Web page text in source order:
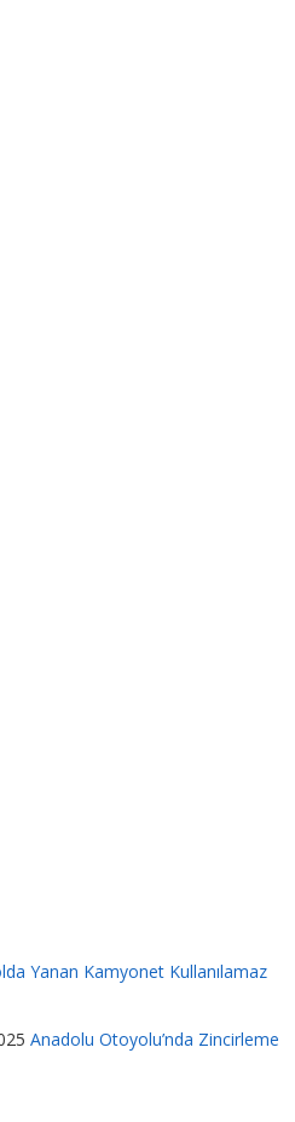
Yanan Kamyonet Kullanılamaz
Anadolu Otoyolu’nda Zincirleme